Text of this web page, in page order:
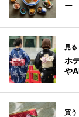
ー
見
ホ
や
買う